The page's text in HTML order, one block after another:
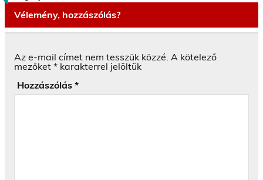
Vélemény, hozzászólás?
Az e-mail címet nem tesszük közzé. A kötelező
mezőket * karakterrel jelöltük
Hozzászólás *